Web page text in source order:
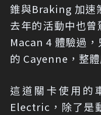
錐與Braking 加速
去年的活動中也
Macan 4 體驗過
的 Cayenne，整
這道關卡使用的
Electric，除了是